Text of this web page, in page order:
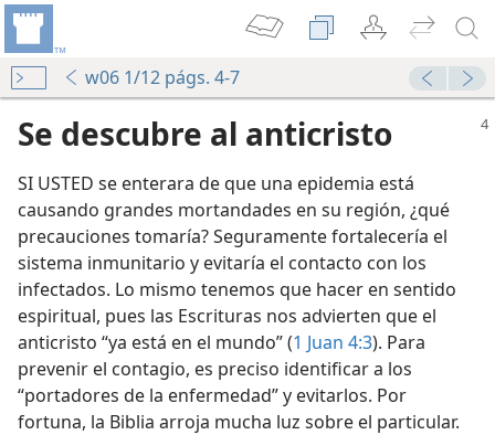
w06 1/12 págs. 4-7
Se descubre al anticristo
SI USTED se enterara de que una epidemia está
causando grandes mortandades en su región, ¿qué
precauciones tomaría? Seguramente fortalecería el
sistema inmunitario y evitaría el contacto con los
infectados. Lo mismo tenemos que hacer en sentido
espiritual, pues las Escrituras nos advierten que el
anticristo “ya está en el mundo” (1 Juan 4:3). Para
prevenir el contagio, es preciso identificar a los
“portadores de la enfermedad” y evitarlos. Por
fortuna, la Biblia arroja mucha luz sobre el particular.